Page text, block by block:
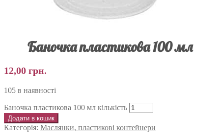
Баночка пластикова 100 мл
12,00 грн.
105 в наявності
Баночка пластикова 100 мл кількість
Додати в кошик
Категорія: Маслянки, пластикові контейнери